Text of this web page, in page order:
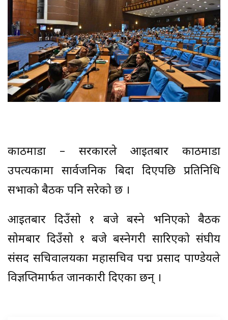
काठमाडौँ – सरकारले आइतबार काठमाडौँ
उपत्यकामा सार्वजनिक बिदा दिएपछि प्रतिनिधि
सभाको बैठक पनि सरेको छ ।
आइतबार दिउँसो १ बजे बस्ने भनिएको बैठक
सोमबार दिउँसो १ बजे बस्नेगरी सारिएको संघीय
संसद सचिवालयका महासचिव पद्म प्रसाद पाण्डेयले
विज्ञप्तिमार्फत जानकारी दिएका छन् ।